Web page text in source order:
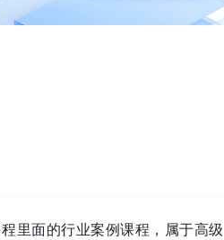
里面的行业案例课程，属于高级